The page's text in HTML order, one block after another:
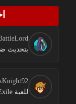
بتحديث
للعبة Path of Exile اصبح معروفا